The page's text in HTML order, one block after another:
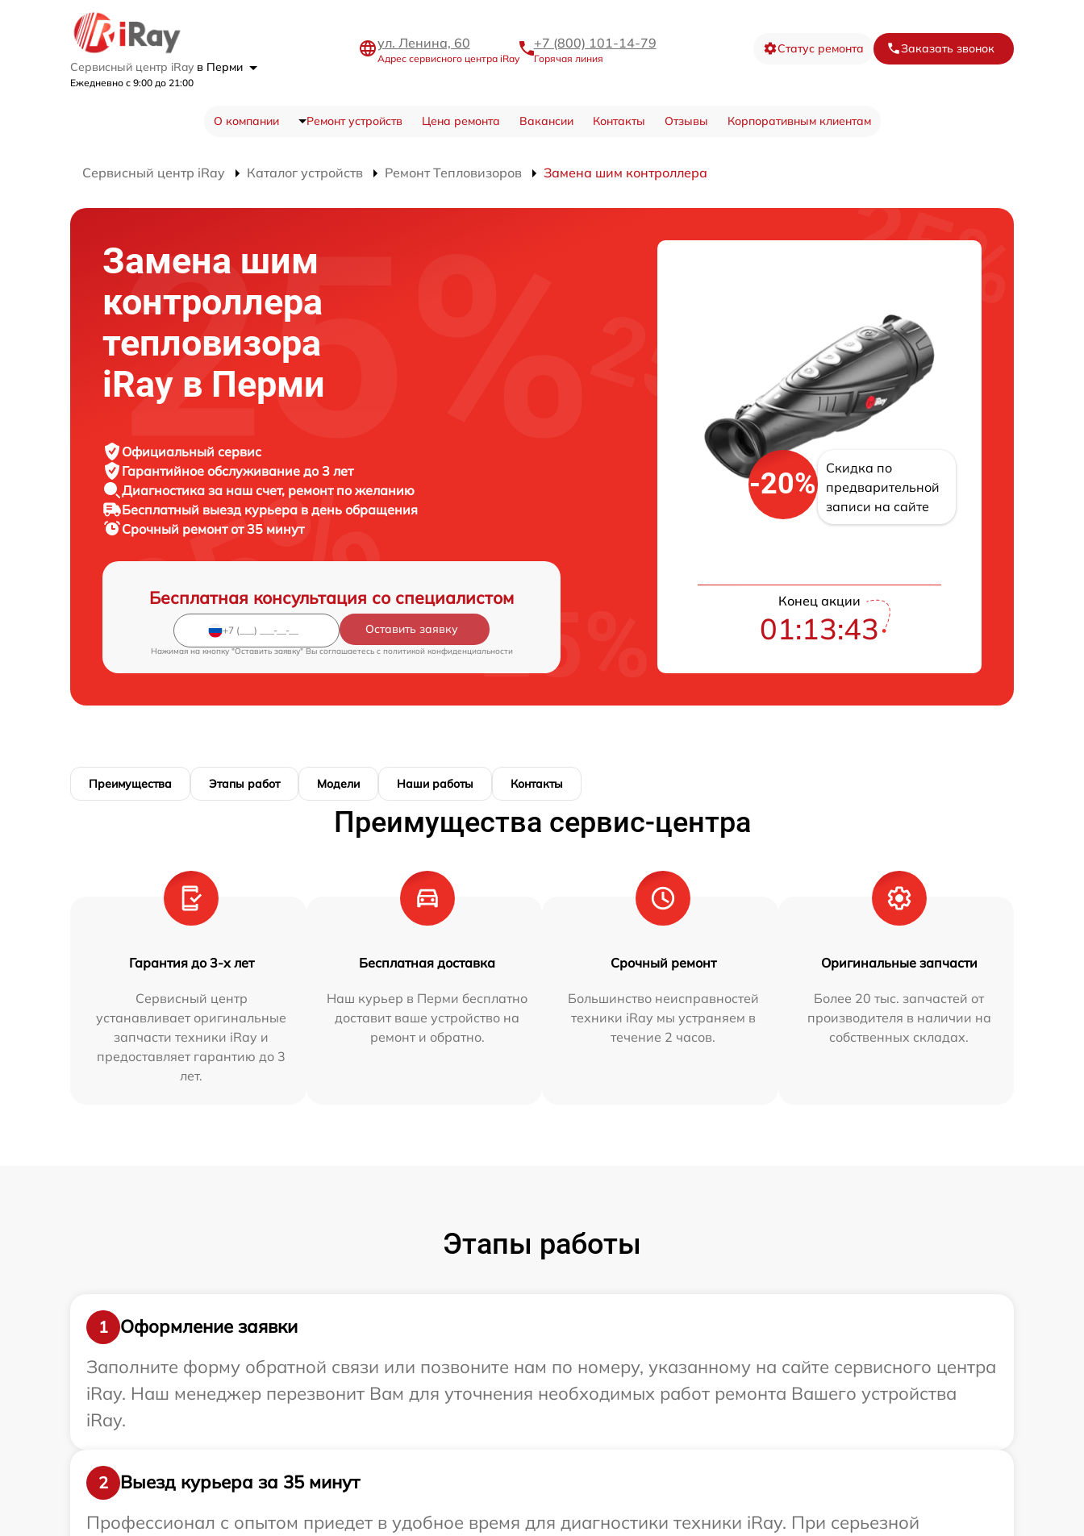
Сервисный центр iRay в Перми
Ежедневно с 9:00 до 21:00
ул. Ленина, 60
Адрес сервисного центра iRay
+7 (800) 101-14-79
Горячая линия
Статус ремонта Заказать звонок
О компании Ремонт устройств Цена ремонта Вакансии Контакты Отзывы Корпоративным клиентам
Сервисный центр iRay Каталог устройств Ремонт Тепловизоров Замена шим контроллера
Замена шим
контроллера
тепловизора
iRay в Перми
Официальный сервис
Гарантийное обслуживание до 3 лет
Диагностика за наш счет, ремонт по желанию
Бесплатный выезд курьера в день обращения
Срочный ремонтот 35 минут
Бесплатная консультация со специалистом
Оставить заявку
Нажимая на кнопку "Оставить заявку" Вы соглашаетесь c политикой конфиденциальности
-20%
Скидка по
предварительной
записи на сайте
Конец акции
01:13:42
Преимущества Этапы работ Модели Наши работы Контакты
Преимущества сервис-центра
Гарантия до 3-х лет
Сервисный центр
устанавливает оригинальные
запчасти техники iRay и
предоставляет гарантию до 3
лет.
Бесплатная доставка
Наш курьер в Перми бесплатно
доставит ваше устройство на
ремонт и обратно.
Срочный ремонт
Большинство неисправностей
техники iRay мы устраняем в
течение 2 часов.
Оригинальные запчасти
Более 20 тыс. запчастей от
производителя в наличии на
собственных складах.
Этапы работы
1
Оформление заявки
Заполните форму обратной связи или позвоните нам по номеру, указанному на сайте сервисного центра
iRay. Наш менеджер перезвонит Вам для уточнения необходимых работ ремонта Вашего устройства
iRay.
2
Выезд курьера за 35 минут
Профессионал с опытом приедет в удобное время для диагностики техники iRay. При серьезной